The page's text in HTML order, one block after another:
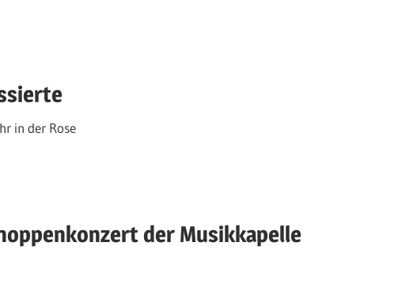
in der Rose
der Musikkapelle